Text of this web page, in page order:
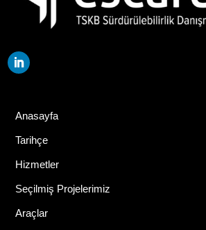
Anasayfa
Tarihçe
Hizmetler
Seçilmiş Projelerimiz
Araçlar